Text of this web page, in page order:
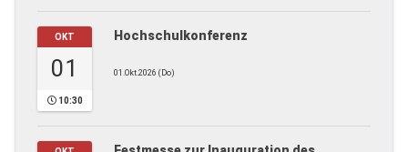
OKT
01
10:30
Hochschulkonferenz
01.Okt.2026 (Do)